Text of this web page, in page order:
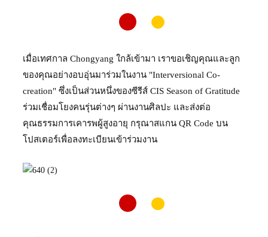
เมื่อเทศกาล Chongyang ใกล้เข้ามา เราขอเชิญคุณและลูก
ของคุณอย่างอบอุ่นมาร่วมในงาน "Interversional Co-
creation" ซึ่งเป็นส่วนหนึ่งของซีรีส์ CIS Season of Gratitude
ร่วมเชื่อมโยงคนรุ่นต่างๆ ผ่านงานศิลปะ และส่งต่อ
คุณธรรมการเคารพผู้สูงอายุ กรุณาสแกน QR Code บน
โปสเตอร์เพื่อลงทะเบียนเข้าร่วมงาน